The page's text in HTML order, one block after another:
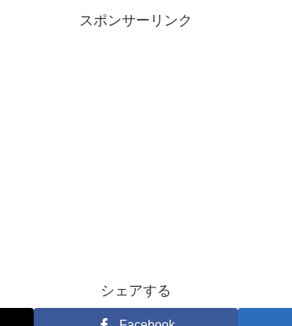
スポンサーリンク
シェアする